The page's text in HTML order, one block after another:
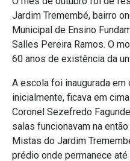
Jardim Tremembé, bairro
Municipal de Ensino
Salles Pereira Ramos. O
60 anos de existência da
A escola foi inaugurada em
inicialmente, ficava em
Coronel Sezefredo
salas funcionavam na
Mistas do Jardim
prédio onde permanece